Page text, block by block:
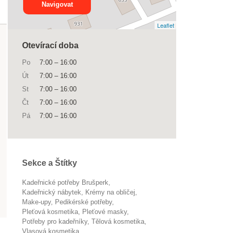
Leaflet
Navigovat
Otevírací doba
Po 7:00 – 16:00
Út
7:00 – 16:00
St
7:00 – 16:00
Čt
7:00 – 16:00
Pá
7:00 – 16:00
Sekce a Štítky
Kadeřnické potřeby Brušperk
kadeřnický nábytek
krémy na obličej
make-upy
pedikérské potřeby
pleťová kosmetika
pleťové masky
potřeby pro kadeřníky
tělová kosmetika
vlasová kosmetika